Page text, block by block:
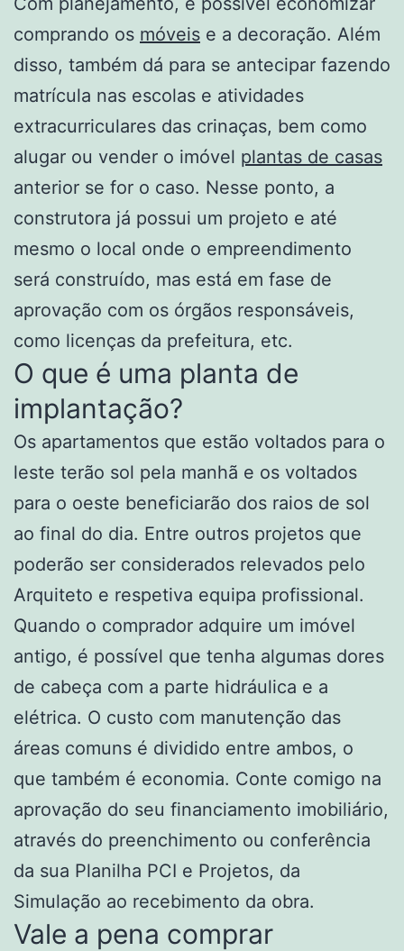
comprando os móveis e a decoração. Além
disso, também dá para se antecipar fazendo
matrícula nas escolas e atividades
extracurriculares das crinaças, bem como
alugar ou vender o imóvel plantas de casas
anterior se for o caso. Nesse ponto, a
construtora já possui um projeto e até
mesmo o local onde o empreendimento
será construído, mas está em fase de
aprovação com os órgãos responsáveis,
como licenças da prefeitura, etc.
O que é uma planta de
implantação?
Os apartamentos que estão voltados para o
leste terão sol pela manhã e os voltados
para o oeste beneficiarão dos raios de sol
ao final do dia. Entre outros projetos que
poderão ser considerados relevados pelo
Arquiteto e respetiva equipa profissional.
Quando o comprador adquire um imóvel
antigo, é possível que tenha algumas dores
de cabeça com a parte hidráulica e a
elétrica. O custo com manutenção das
áreas comuns é dividido entre ambos, o
que também é economia. Conte comigo na
aprovação do seu financiamento imobiliário,
através do preenchimento ou conferência
da sua Planilha PCI e Projetos, da
Simulação ao recebimento da obra.
Vale a pena comprar